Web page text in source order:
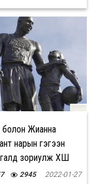
болон Жианна
нарын гэгээн
зориулж ХӨШӨӨ
2945 2022-01-27